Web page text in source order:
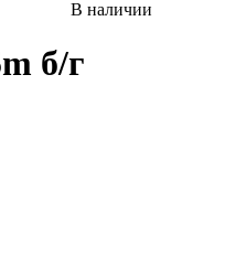
В наличии
б/г